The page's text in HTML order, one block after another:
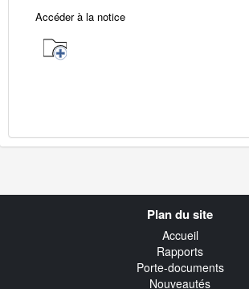
Accéder à la notice
Plan du site
Accueil
Rapports
Porte-documents
Nouveautés